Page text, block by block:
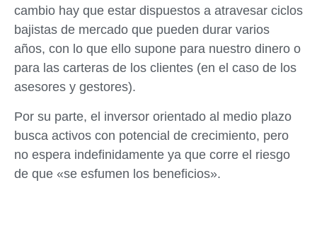
cambio hay que estar dispuestos a atravesar ciclos
bajistas de mercado que pueden durar varios
años, con lo que ello supone para nuestro dinero o
para las carteras de los clientes (en el caso de los
asesores y gestores).
Por su parte, el inversor orientado al medio plazo
busca activos con potencial de crecimiento, pero
no espera indefinidamente ya que corre el riesgo
de que «se esfumen los beneficios».